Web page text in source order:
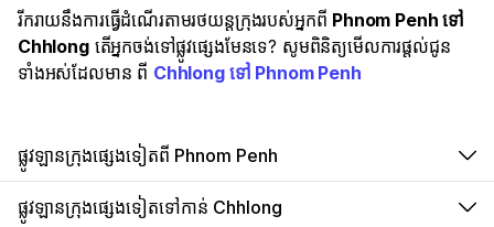
រីករាយនឹងការធ្វើដំណើរតាមរថយន្តក្រុងរបស់អ្នកពី Phnom Penh ទៅ
Chhlongតើអ្នកចង់ទៅផ្លូវផ្សេងមែនទេ? សូមពិនិត្យមើលការផ្តល់ជូន
ទាំងអស់ដែលមាន ពី Chhlong ទៅ Phnom Penh
ផ្លូវឡានក្រុងផ្សេងទៀតពី Phnom Penh
ផ្លូវឡានក្រុងផ្សេងទៀតទៅកាន់ Chhlong